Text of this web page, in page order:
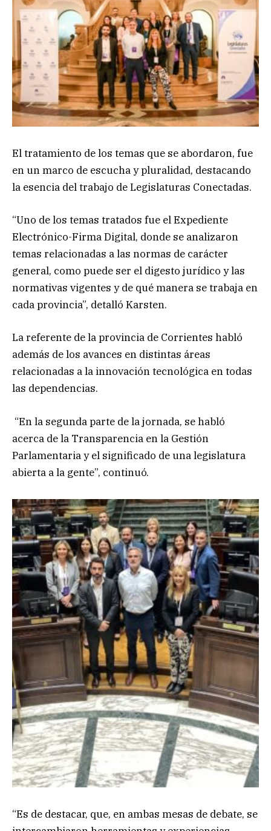
El tratamiento de los temas que se abordaron, fue
en un marco de escucha y pluralidad, destacando
la esencia del trabajo de Legislaturas Conectadas.
“Uno de los temas tratados fue el Expediente
Electrónico-Firma Digital, donde se analizaron
temas relacionadas a las normas de carácter
general, como puede ser el digesto jurídico y las
normativas vigentes y de qué manera se trabaja en
cada provincia”, detalló Karsten.
La referente de la provincia de Corrientes habló
además de los avances en distintas áreas
relacionadas a la innovación tecnológica en todas
las dependencias.
“En la segunda parte de la jornada, se habló
acerca de la Transparencia en la Gestión
Parlamentaria y el significado de una legislatura
abierta a la gente”, continuó.
“Es de destacar, que, en ambas mesas de debate, se